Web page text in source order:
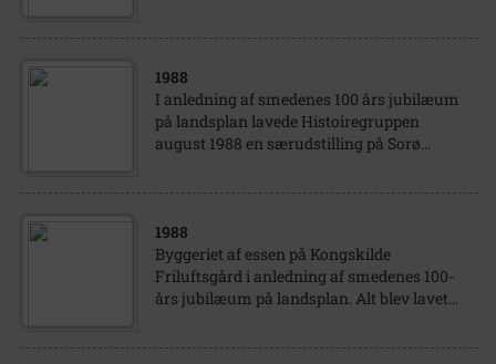
1988
I anledning af smedenes 100 års jubilæum
på landsplan lavede Histoiregruppen
august 1988 en særudstilling på Sorø...
1988
Byggeriet af essen på Kongskilde
Friluftsgård i anledning af smedenes 100-
års jubilæum på landsplan. Alt blev lavet...